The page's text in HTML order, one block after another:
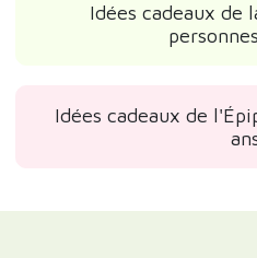
Idées cadeaux de
Idées cadeaux de